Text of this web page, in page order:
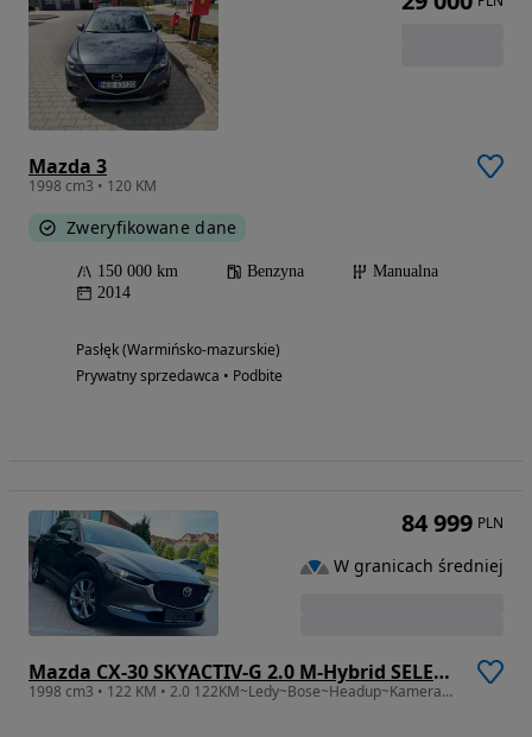
Mazda 3
1998 cm3 • 120 KM
Zweryfikowane dane
150 000 km Benzyna
Manualna
2014
Pasłęk (Warmińsko-mazurskie)
Prywatny sprzedawca • Podbite
Mazda CX-30 SKYACTIV-G 2.0 M-Hybrid SELECTION
1998 cm3 • 122 KM • 2.0 122KM~Ledy~Bose~Headup~Kamera360~ACC~Navi~Hak
84 999 PLN
W granicach średniej